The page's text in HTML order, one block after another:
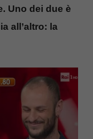
Uno dei due è
all’altro: la